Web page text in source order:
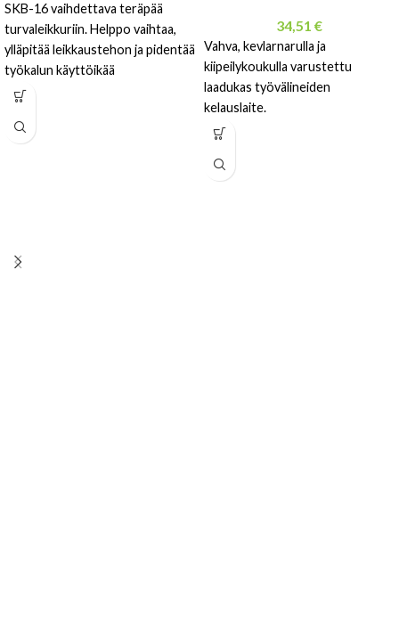
SKB-16 vaihdettava teräpää
turvaleikkuriin. Helppo vaihtaa,
ylläpitää leikkaustehon ja pidentää
työkalun käyttöikää
ammattikäytössä.
34,51 €
Vahva, kevlarnarulla ja
kiipeilykoukulla varustettu
laadukas työvälineiden
kelauslaite.